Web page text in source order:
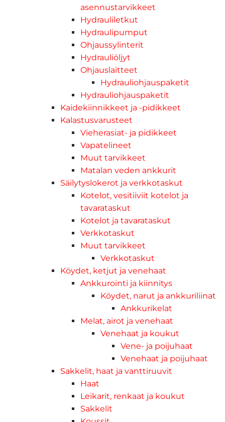
asennustarvikkeet
Hydrauliletkut
Hydraulipumput
Ohjaussylinterit
Hydrauliöljyt
Ohjauslaitteet
Hydrauliohjauspaketit
Hydrauliohjauspaketit
Kaidekiinnikkeet ja -pidikkeet
Kalastusvarusteet
Vieherasiat- ja pidikkeet
Vapatelineet
Muut tarvikkeet
Matalan veden ankkurit
Säilytyslokerot ja verkkotaskut
Kotelot, vesitiiviit kotelot ja
tavarataskut
Kotelot ja tavarataskut
Verkkotaskut
Muut tarvikkeet
Verkkotaskut
Köydet, ketjut ja venehaat
Ankkurointi ja kiinnitys
Köydet, narut ja ankkuriliinat
Ankkurikelat
Melat, airot ja venehaat
Venehaat ja koukut
Vene- ja poijuhaat
Venehaat ja poijuhaat
Sakkelit, haat ja vanttiruuvit
Haat
Leikarit, renkaat ja koukut
Sakkelit